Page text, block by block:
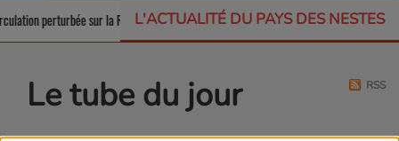
L'ACTUALITÉ DU PAYS DES NESTES
perturbée sur la RD123 Un appel à projets pour protéger la
Le tube du jour RSS